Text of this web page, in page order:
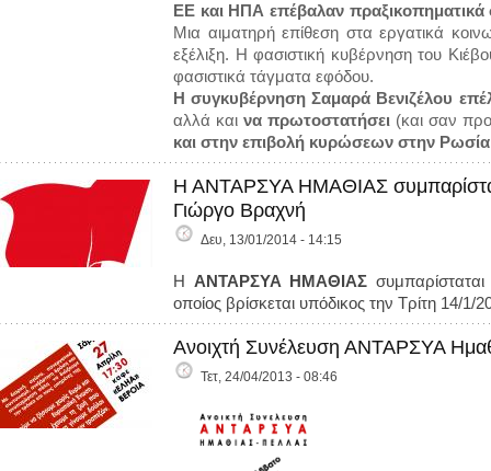
ΕΕ και ΗΠΑ επέβαλαν πραξικοπηματικά
Μια αιματηρή επίθεση στα εργατικά
εξέλιξη. Η φασιστική κυβέρνηση του
φασιστικά τάγματα εφόδου.
Η συγκυβέρνηση Σαμαρά Βενιζέλου
αλλά και να πρωτοστατήσει (και σαν
και στην επιβολή κυρώσεων στην Ρωσία
H ANTAΡΣΥΑ ΗΜΑΘΙΑΣ
Γιώργο Βραχνή
Δευ, 13/01/2014 - 14:15
H ANTAΡΣΥΑ ΗΜΑΘΙΑΣ
οποίος βρίσκεται υπόδικος την Τρίτη 14/
Ανοιχτή Συνέλευση ΑΝΤΑΡΣΥΑ
Τετ, 24/04/2013 - 08:46